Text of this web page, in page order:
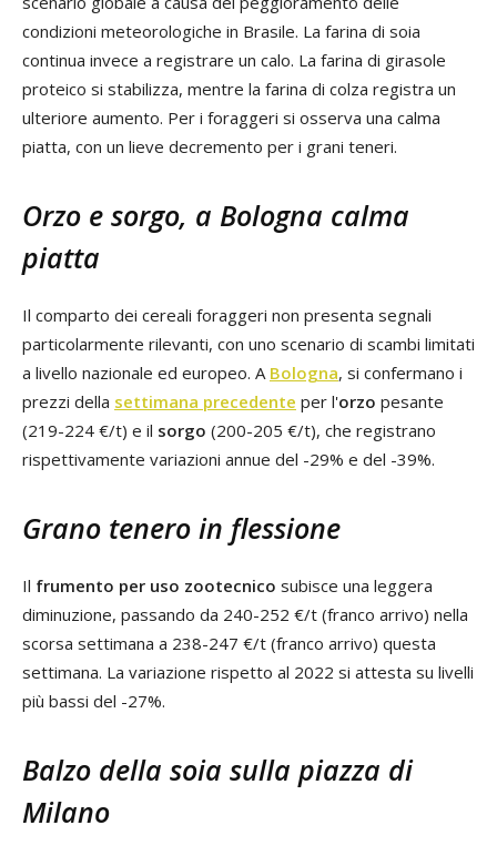
condizioni meteorologiche in Brasile. La farina di soia
continua invece a registrare un calo. La farina di girasole
proteico si stabilizza, mentre la farina di colza registra un
ulteriore aumento. Per i foraggeri si osserva una calma
piatta, con un lieve decremento per i grani teneri.
Orzo e sorgo, a Bologna calma
piatta
Il comparto dei cereali foraggeri non presenta segnali
particolarmente rilevanti, con uno scenario di scambi limitati
a livello nazionale ed europeo. A Bologna, si confermano i
prezzi della settimana precedente per l'orzo pesante
(219-224 €/t) e il sorgo (200-205 €/t), che registrano
rispettivamente variazioni annue del -29% e del -39%.
Grano tenero in flessione
Il frumento per uso zootecnico subisce una leggera
diminuzione, passando da 240-252 €/t (franco arrivo) nella
scorsa settimana a 238-247 €/t (franco arrivo) questa
settimana. La variazione rispetto al 2022 si attesta su livelli
più bassi del -27%.
Balzo della soia sulla piazza di
Milano